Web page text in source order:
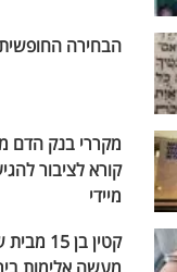
הבחירה
מקררי בנק הדם
קורא לציבור
מיידי
קטין בן